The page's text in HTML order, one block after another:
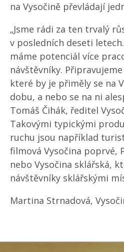
na Vysočině převládají
„Jsme rádi za ten trvalý
v posledních deseti
máme potenciál více
návštěvníky.
které by je přiměly se na
dobu, a nebo se na ni
Tomáš Čihák, ředitel
Takovými typickými
ruchu jsou například
filmová Vysočina poprvé,
nebo Vysočina sklářská,
návštěvníky sklářskými
Martina Strnadová,